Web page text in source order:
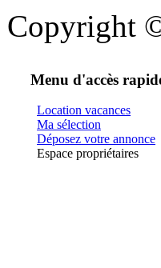
Copyright
Menu d'accès
Location vacances
Ma sélection
Déposez votre annonce
Espace propriétaires